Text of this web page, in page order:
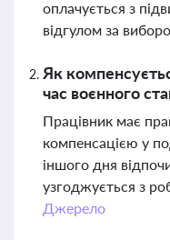
оплачується з
відгулом за
Як
час воєнного
Працівник має
компенсацією у
іншого дня
узгоджується з
Джерело